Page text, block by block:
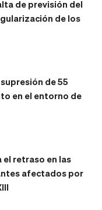
de previsión del
de los
supresión de 55
en el entorno de
el retraso en las
afectados por